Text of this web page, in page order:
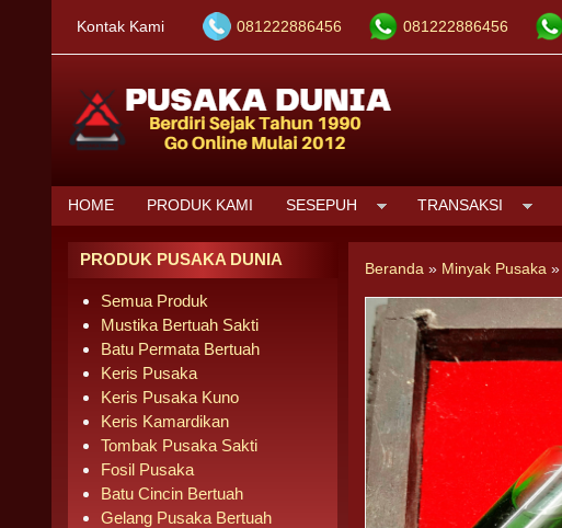
Kontak Kami 081222886456 081222886456
HOME PRODUK KAMI SESEPUH TRANSAKSI
Beranda » Minyak Pusaka »
PRODUK PUSAKA DUNIA
Semua Produk
Mustika Bertuah Sakti
Batu Permata Bertuah
Keris Pusaka
Keris Pusaka Kuno
Keris Kamardikan
Tombak Pusaka Sakti
Fosil Pusaka
Batu Cincin Bertuah
Gelang Pusaka Bertuah